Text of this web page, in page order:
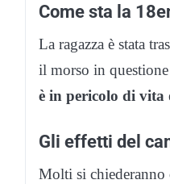
Come sta la
La ragazza è stata
il morso in
è in pericolo di vita
Gli effetti del
Molti si chiederanno